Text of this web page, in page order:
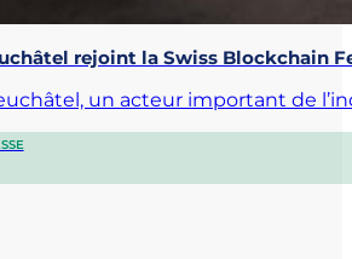
rejoint la Swiss Blockchain
un acteur important de